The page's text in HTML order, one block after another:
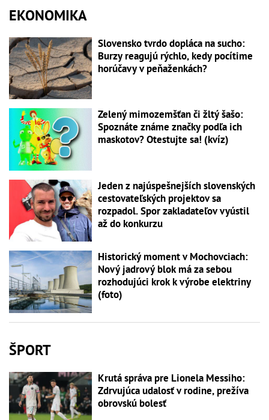
EKONOMIKA
Slovensko tvrdo dopláca na sucho:
Burzy reagujú rýchlo, kedy pocítime
horúčavy v peňaženkách?
Zelený mimozemšťan či žltý šašo:
Spoznáte známe značky podľa ich
maskotov? Otestujte sa! (kvíz)
Jeden z najúspešnejších slovenských
cestovateľských projektov sa
rozpadol. Spor zakladateľov vyústil
až do konkurzu
Historický moment v Mochovciach:
Nový jadrový blok má za sebou
rozhodujúci krok k výrobe elektriny
(foto)
ŠPORT
Krutá správa pre Lionela Messiho:
Zdrvujúca udalosť v rodine, prežíva
obrovskú bolesť